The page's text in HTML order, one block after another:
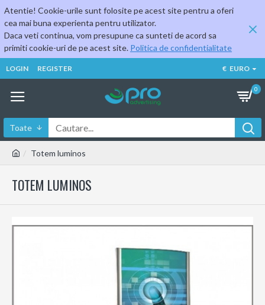
Atentie! Cookie-urile sunt folosite pe acest site pentru a oferi
cea mai buna experienta pentru utilizator.
Daca veti continua, vom presupune ca sunteti de acord sa
primiti cookie-uri de pe acest site. Politica de confidentialitate
LOGIN REGISTER € EURO
0
Toate
Totem luminos
TOTEM LUMINOS